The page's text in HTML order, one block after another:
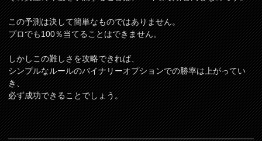
この予測は決して簡単なものではありません。
プロでも100％当てることはできません。
しかしこの難しさを攻略できれば、
シンプルなルールのバイナリーオプションでの勝率は上がってい
き、
必ず成功できることでしょう。